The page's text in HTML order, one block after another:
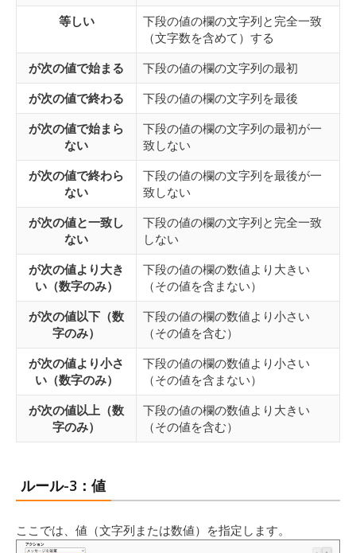
等しい
下段の値の欄の文字列と完全一致
（文字数を含めて）する
が次の値で始まる
下段の値の欄の文字列の最初
が次の値で終わる
下段の値の欄の文字列を最後
が次の値で始まら
ない
下段の値の欄の文字列の最初が一
致しない
が次の値で終わら
ない
下段の値の欄の文字列を最後が一
致しない
が次の値と一致し
ない
下段の値の欄の文字列と完全一致
しない
が次の値より大き
い（数字のみ）
下段の値の欄の数値より大きい
（その値を含まない）
が次の値以下（数
字のみ）
下段の値の欄の数値より小さい
（その値を含む）
が次の値より小さ
い（数字のみ）
下段の値の欄の数値より小さい
（その値を含まない）
が次の値以上（数
字のみ）
下段の値の欄の数値より大きい
（その値を含む）
ルール-3：値
ここでは、値（文字列または数値）を指定します。